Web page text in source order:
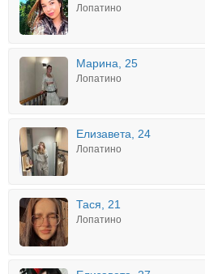
Лопатино
Марина, 25
Лопатино
Елизавета, 24
Лопатино
Тася, 21
Лопатино